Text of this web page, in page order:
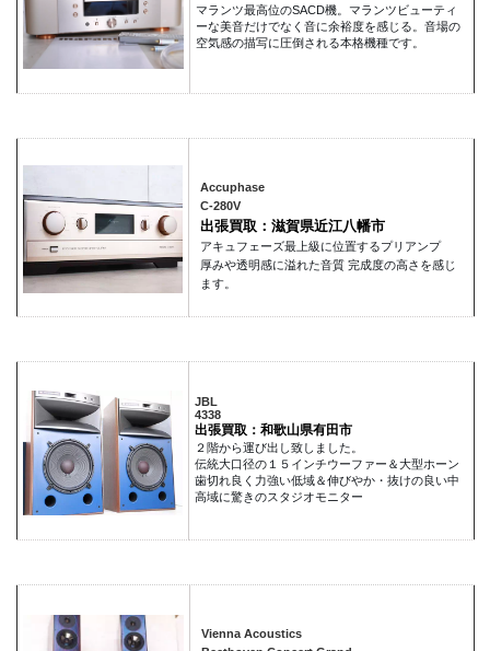
マランツ最高位のSACD機。マランツビューティ
ーな美音だけでなく音に余裕度を感じる。音場の
空気感の描写に圧倒される本格機種です。
Accuphase
C-280V
出張買取：滋賀県近江八幡市
アキュフェーズ最上級に位置するプリアンプ
厚みや透明感に溢れた音質 完成度の高さを感じ
ます。
JBL
4338
出張買取：和歌山県有田市
２階から運び出し致しました。
伝統大口径の１５インチウーファー＆大型ホーン
歯切れ良く力強い低域＆伸びやか・抜けの良い中
高域に驚きのスタジオモニター
Vienna Acoustics